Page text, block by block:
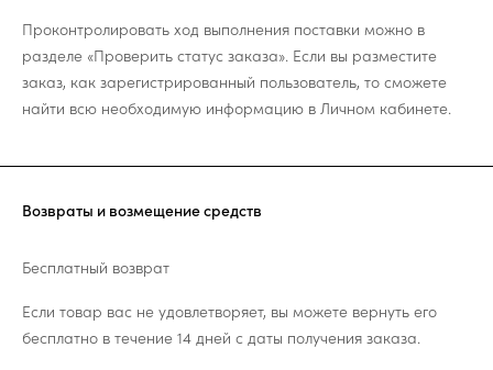
Проконтролировать ход выполнения поставки можно в
разделе «Проверить статус заказа». Если вы разместите
заказ, как зарегистрированный пользователь, то сможете
найти всю необходимую информацию в Личном кабинете.
Возвраты и возмещение средств
Бесплатный возврат
Если товар вас не удовлетворяет, вы можете вернуть его
бесплатно в течение 14 дней с даты получения заказа.